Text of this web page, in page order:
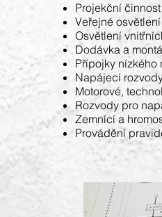
Projekční činnost
Veřejné osvětlení
Osvětlení
Dodávka a
Přípojky nízkého
Napájecí
Motorové,
Rozvody pro
Zemnící a
Provádění